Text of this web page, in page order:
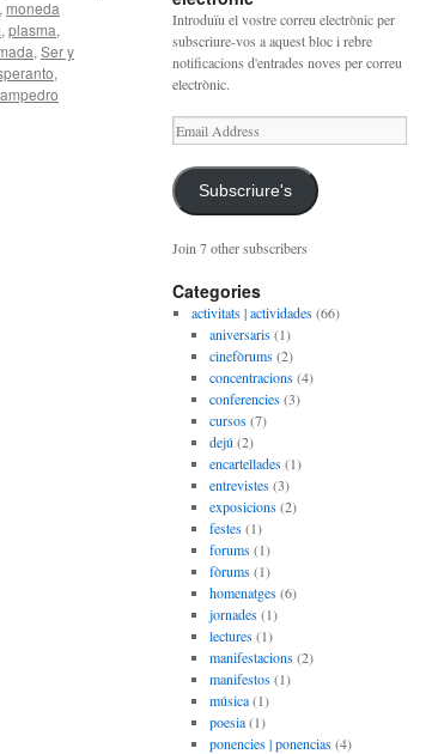
, moneda
, plasma,
, Ser y
,
Introduïu el vostre correu electrònic per
subscriure-vos a aquest bloc i rebre
notificacions d'entrades noves per correu
electrònic.
Email
Address
Subscriure's
Join 7 other subscribers
Categories
activitats | actividades(66)
aniversaris(1)
cinefòrums(2)
concentracions(4)
conferencies(3)
cursos(7)
dejú (2)
encartellades(1)
entrevistes(3)
exposicions(2)
festes(1)
forums(1)
fòrums(1)
homenatges(6)
jornades(1)
lectures(1)
manifestacions(2)
manifestos(1)
música(1)
poesia(1)
ponencies | ponencias(4)